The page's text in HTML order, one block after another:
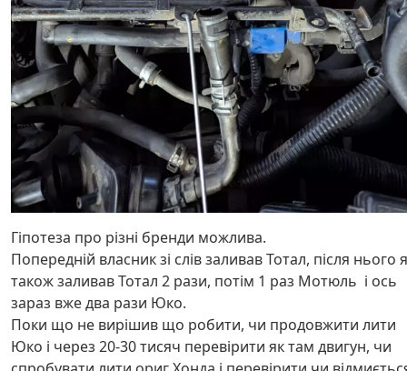
Гіпотеза про різні бренди можлива.
Попередній власник зі слів заливав Тотал, після нього я
також заливав Тотал 2 рази, потім 1 раз Мотюль і ось
зараз вже два рази Юко.
Поки що не вирішив що робити, чи продовжити лити
Юко і через 20-30 тисяч перевірити як там двигун, чи